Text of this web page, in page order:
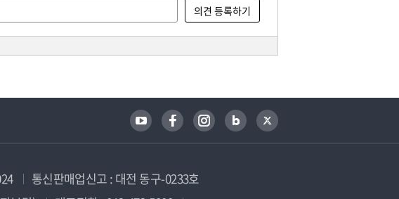
통신판매업신고 : 대전 동구-0233호